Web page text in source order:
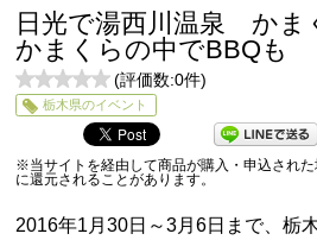
日光で湯西川温泉 かま
かまくらの中でBBQも
0
5
(評価数:0件)
栃木県のイベント
※当サイトを経由して商品が購入・申込され
に還元されることがあります。
2016年1月30日～3月6日まで、栃